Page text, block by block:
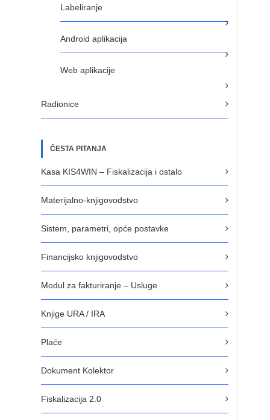
Labeliranje
Android aplikacija
Web aplikacije
Radionice
ČESTA PITANJA
Kasa KIS4WIN – Fiskalizacija i ostalo
Materijalno-knjigovodstvo
Sistem, parametri, opće postavke
Financijsko knjigovodstvo
Modul za fakturiranje – Usluge
Knjige URA / IRA
Plaće
Dokument Kolektor
Fiskalizacija 2.0